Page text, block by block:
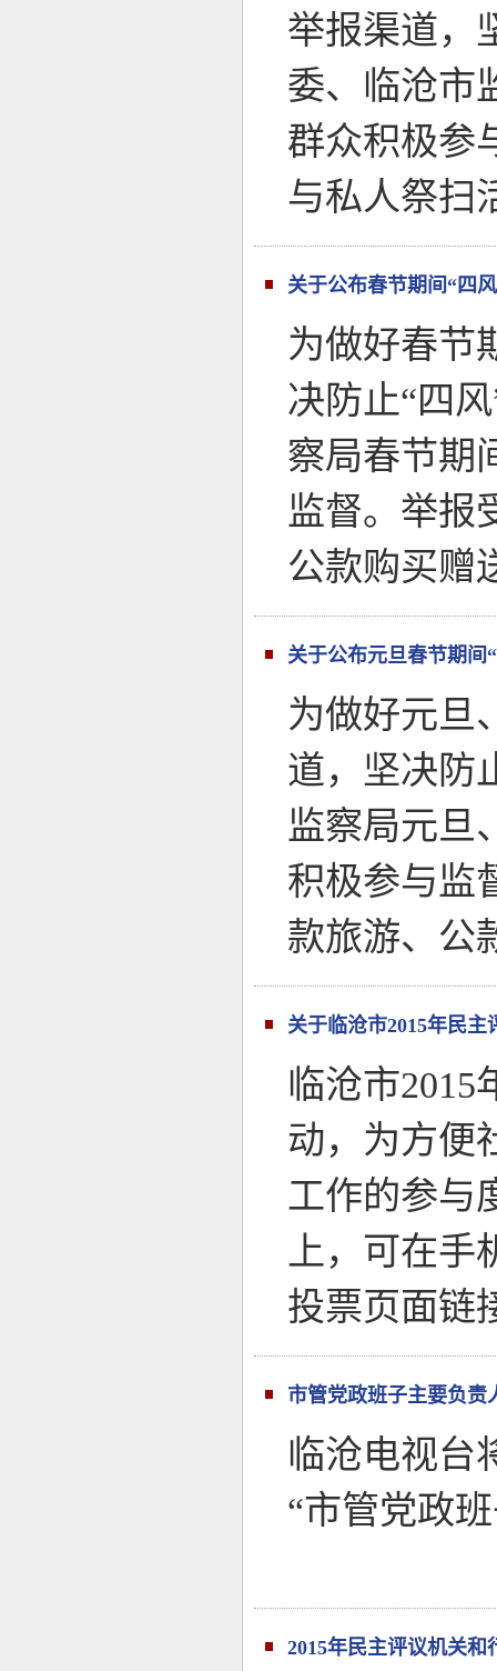
举报渠道，
委、临沧市
群众积极参
与私人祭扫
关于公布春节期间“四
为做好春节
决防止“四
察局春节期
监督。举报
公款购买赠
关于公布元旦春节期间
为做好元旦
道，坚决防
监察局元旦
积极参与监
款旅游、公
关于临沧市2015年民
临沧市2015
动，为方便
工作的参与
上，可在
投票页面链
市管党政班子主要负责
临沧电视台
“市管党政
2015年民主评议机关和